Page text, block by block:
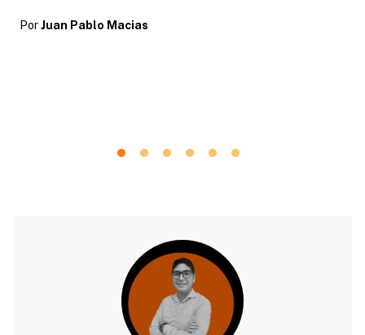
Por Juan Pablo Macias